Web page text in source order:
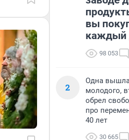
вы
каждый
98 053
2
Одна
молодого,
обрел
про
40 лет
30 665